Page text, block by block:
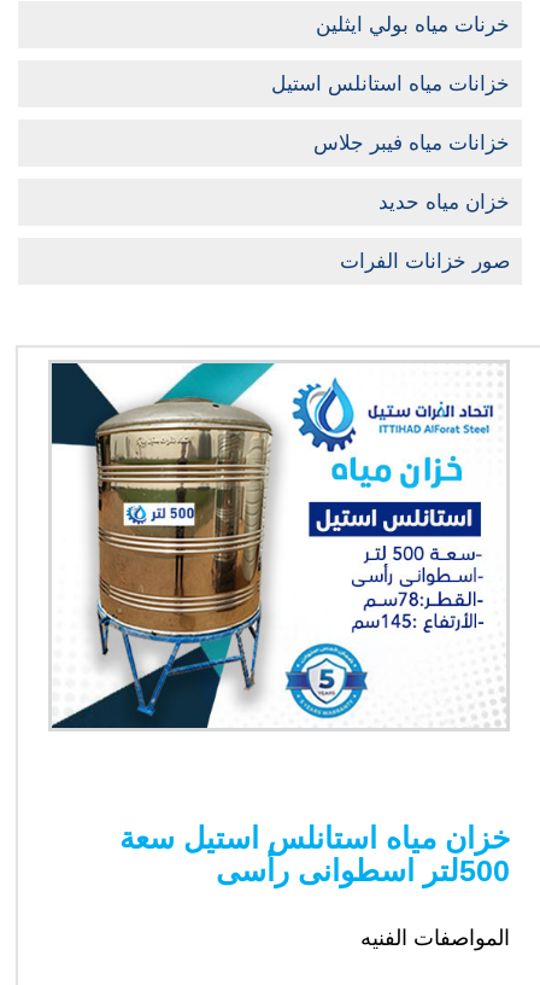
خرنات مياه بولي ايثلين
خزانات مياه استانلس استيل
خزانات مياه فيبر جلاس
خزان مياه حديد
صور خزانات الفرات
خزان مياه استانلس استيل سعة
500لتر اسطوانى رأسى
المواصفات الفنيه